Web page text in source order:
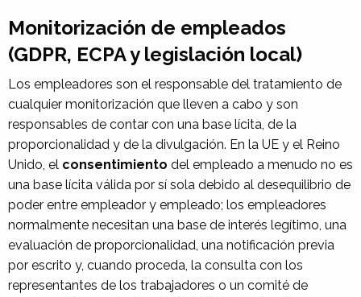
Monitorización de empleados
(GDPR, ECPA y legislación local)
Los empleadores son el responsable del tratamiento de
cualquier monitorización que lleven a cabo y son
responsables de contar con una base lícita, de la
proporcionalidad y de la divulgación. En la UE y el Reino
Unido, el consentimiento del empleado a menudo no es
una base lícita válida por sí sola debido al desequilibrio de
poder entre empleador y empleado; los empleadores
normalmente necesitan una base de interés legítimo, una
evaluación de proporcionalidad, una notificación previa
por escrito y, cuando proceda, la consulta con los
representantes de los trabajadores o un comité de